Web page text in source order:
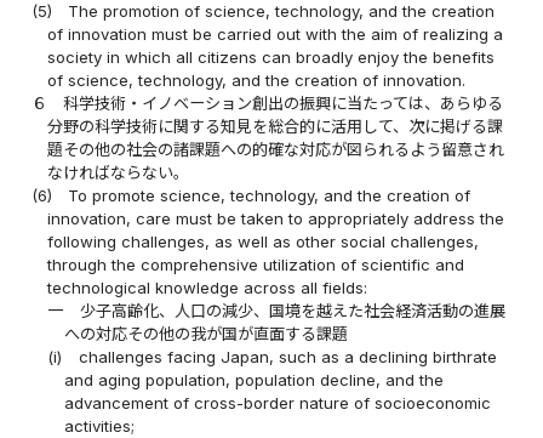
(5)
The promotion of science, technology, and the creation
of innovation must be carried out with the aim of realizing a
society in which all citizens can broadly enjoy the benefits
of science, technology, and the creation of innovation.
６
科学技術・イノベーション創出の振興に当たっては、あらゆる
分野の科学技術に関する知見を総合的に活用して、次に掲げる課
題その他の社会の諸課題への的確な対応が図られるよう留意され
なければならない。
(6)
To promote science, technology, and the creation of
innovation, care must be taken to appropriately address the
following challenges, as well as other social challenges,
through the comprehensive utilization of scientific and
technological knowledge across all fields:
一
少子高齢化、人口の減少、国境を越えた社会経済活動の進展
への対応その他の我が国が直面する課題
(i)
challenges facing Japan, such as a declining birthrate
and aging population, population decline, and the
advancement of cross-border nature of socioeconomic
activities;